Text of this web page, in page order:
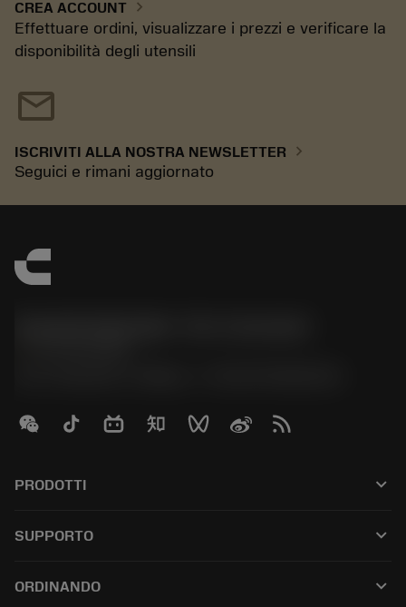
CREA ACCOUNT chevron_right
Effettuare ordini, visualizzare i prezzi e verificare la
disponibilità degli utensili
mail
ISCRIVITI ALLA NOSTRA NEWSLETTER chevron_right
Seguici e rimani aggiornato
PRODOTTI keyboard_arrow_down
Az összes szoftver
SUPPORTO keyboard_arrow_down
Forgalmazók és szakemberek
ORDINANDO keyboard_arrow_down